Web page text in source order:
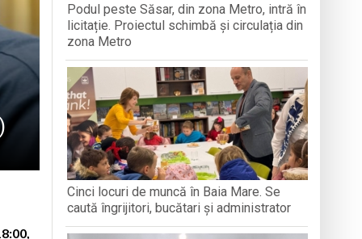
„Cântecele Munților” de la Sibiu
Podul peste Săsar, din zona Metro, intră în
licitație. Proiectul schimbă și circulația din
zona Metro
Cinci locuri de muncă în Baia Mare. Se
caută îngrijitori, bucătari și administrator